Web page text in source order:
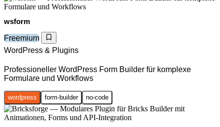
wsform
Freemium
WordPress & Plugins
Professioneller WordPress Form Builder für komplexe
Formulare und Workflows
wordpress form-builder no-code